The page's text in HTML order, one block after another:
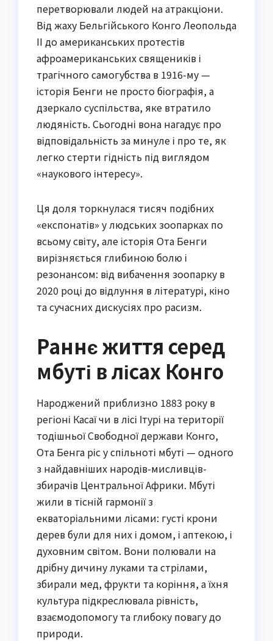
перетворювали людей на атракціони.
Від жаху Бельгійського Конго Леопольда
II до американських протестів
афроамериканських священиків і
трагічного самогубства в 1916-му —
історія Бенги не просто біографія, а
дзеркало суспільства, яке втратило
людяність. Сьогодні вона нагадує про
відповідальність за минуле і про те, як
легко стерти гідність під виглядом
«наукового інтересу».
Ця доля торкнулася тисяч подібних
«експонатів» у людських зоопарках по
всьому світу, але історія Ота Бенги
вирізняється глибиною болю і
резонансом: від вибачення зоопарку в
2020 році до відлуння в літературі, кіно
та сучасних дискусіях про расизм.
Раннє життя серед
мбуті в лісах Конго
Народжений приблизно 1883 року в
регіоні Касаї чи в лісі Ітурі на території
тодішньої Свободної держави Конго,
Ота Бенга ріс у спільноті мбуті — одного
з найдавніших народів-мисливців-
збирачів Центральної Африки. Мбуті
жили в тісній гармонії з
екваторіальними лісами: густі крони
дерев були для них і домом, і аптекою, і
духовним світом. Вони полювали на
дрібну дичину луками та стрілами,
збирали мед, фрукти та коріння, а їхня
культура підкреслювала рівність,
взаємодопомогу та глибоку повагу до
природи.